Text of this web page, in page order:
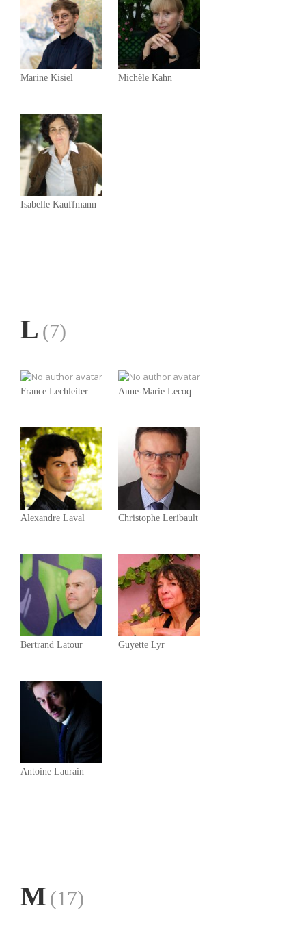
Marine Kisiel Michèle Kahn
Isabelle Kauffmann
L (7)
France Lechleiter Anne-Marie Lecoq
Alexandre Laval Christophe Leribault
Bertrand Latour Guyette Lyr
Antoine Laurain
M (17)